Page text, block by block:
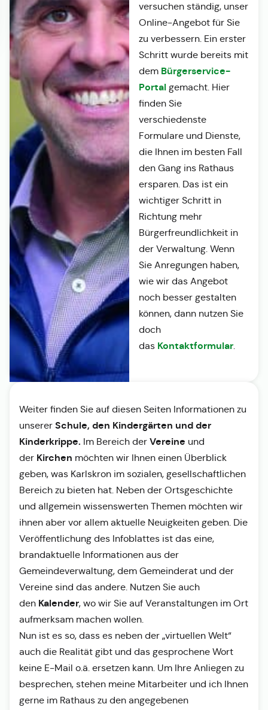
versuchen ständig, unser
Online-Angebot für Sie
zu verbessern. Ein erster
Schritt wurde bereits mit
dem Bürgerservice-
Portalgemacht. Hier
finden Sie
verschiedenste
Formulare und Dienste,
die Ihnen im besten Fall
den Gang ins Rathaus
ersparen. Das ist ein
wichtiger Schritt in
Richtung mehr
Bürgerfreundlichkeit in
der Verwaltung. Wenn
Sie Anregungen haben,
wie wir das Angebot
noch besser gestalten
können, dann nutzen Sie
doch
das Kontaktformular.
Weiter finden Sie auf diesen Seiten Informationen zu
unserer Schule, den Kindergärten und der
Kinderkrippe. Im Bereich der Vereine und
der Kirchen möchten wir Ihnen einen Überblick
geben, was Karlskron im sozialen, gesellschaftlichen
Bereich zu bieten hat. Neben der Ortsgeschichte
und allgemein wissenswerten Themen möchten wir
ihnen aber vor allem aktuelle Neuigkeiten geben. Die
Veröffentlichung des Infoblattes ist das eine,
brandaktuelle Informationen aus der
Gemeindeverwaltung, dem Gemeinderat und der
Vereine sind das andere. Nutzen Sie auch
den Kalender, wo wir Sie auf Veranstaltungen im Ort
aufmerksam machen wollen.
Nun ist es so, dass es neben der „virtuellen Welt“
auch die Realität gibt und das gesprochene Wort
keine E-Mail o.ä. ersetzen kann. Um Ihre Anliegen zu
besprechen, stehen meine Mitarbeiter und ich Ihnen
gerne im Rathaus zu den angegebenen